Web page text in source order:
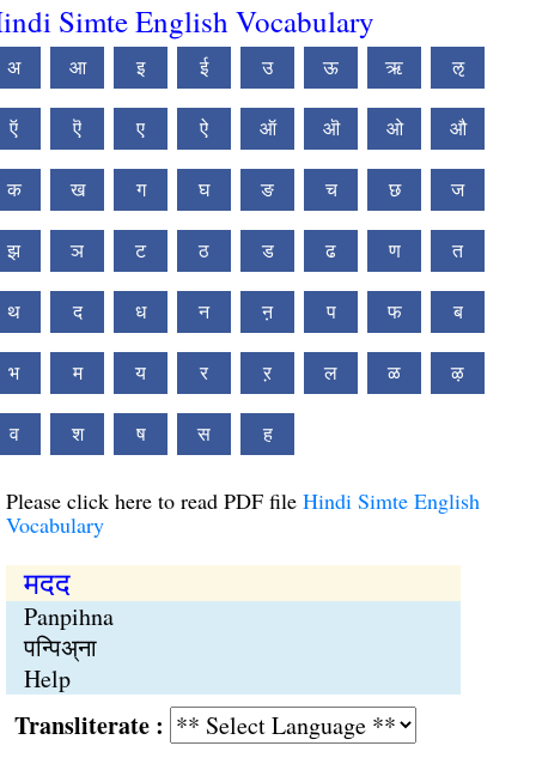
Simte English Vocabulary
अ आ इ ई उ ऊ ऋ ऌ
ऍ ऎ ए ऐ ऑ ऒ ओ औ
क ख ग घ ङ च छ ज
झ ञ ट ठ ड ढ ण त
थ द ध न ऩ प फ ब
भ म य र ऱ ल ळ ऴ
व श ष स ह
Please click here to read PDF file Hindi Simte English
Vocabulary
मदद
Panpihna
पन्पिअ्ना
Help
: